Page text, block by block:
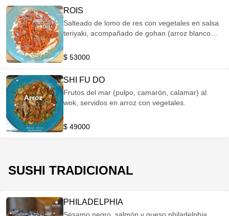
ROIS
Salteado de lomo de res con vegetales en salsa
teriyaki, acompañado de gohan (arroz blanco
$ 53000
SHI FU DO
Frutos del mar (pulpo, camarón, calamar) al
wok, servidos en arroz con vegetales.
$ 49000
SUSHI TRADICIONAL
PHILADELPHIA